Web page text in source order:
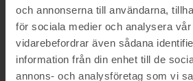
och annonserna till användarna,
för sociala medier och analysera
vidarebefordrar även sådana
information från din enhet till de
annons- och analysföretag som vi
På uppdrag av Elektrolux
säljs visningskök på grund
nätauktion på
Frågor
Frågor om visningsköken: